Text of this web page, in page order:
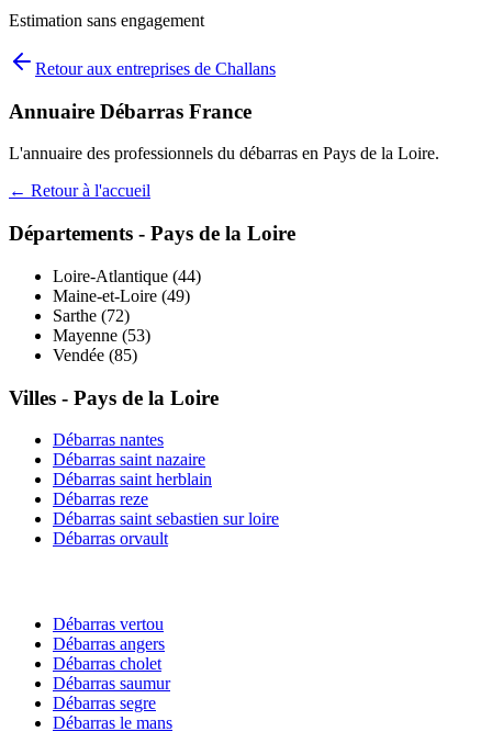
Estimation sans engagement
Retour aux entreprises de Challans
Annuaire Débarras France
L'annuaire des professionnels du débarras en Pays de la Loire.
← Retour à l'accueil
Départements - Pays de la Loire
Loire-Atlantique (44)
Maine-et-Loire (49)
Sarthe (72)
Mayenne (53)
Vendée (85)
Villes - Pays de la Loire
Débarras nantes
Débarras saint nazaire
Débarras saint herblain
Débarras reze
Débarras saint sebastien sur loire
Débarras orvault
Débarras vertou
Débarras angers
Débarras cholet
Débarras saumur
Débarras segre
Débarras le mans